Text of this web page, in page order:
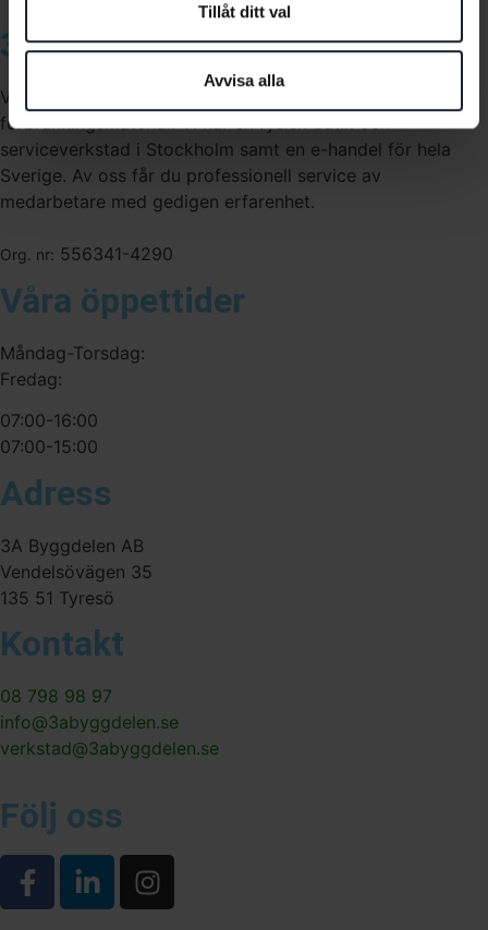
Tillåt ditt val
Avvisa alla
3A Byggdelen
Vi är återförsäljare av elverktyg, tillbehör, infästning och
förbrukningsmaterial. Vi har en fysisk butik och
serviceverkstad i Stockholm samt en e-handel för hela
Sverige. Av oss får du professionell service av
medarbetare med gedigen erfarenhet.
Org. nr: 556341-4290
Våra öppettider
Måndag-Torsdag:
Fredag:
07:00-16:00
07:00-15:00
Adress
3A Byggdelen AB
Vendelsövägen 35
135 51 Tyresö
Kontakt
08 798 98 97
info@3abyggdelen.se
verkstad@3abyggdelen.se
Följ oss